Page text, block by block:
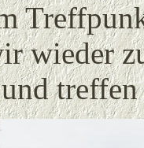
wieder